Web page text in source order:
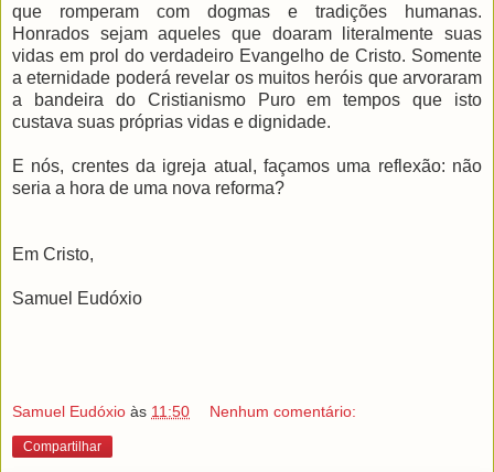
que romperam com dogmas e tradições humanas.
Honrados sejam aqueles que doaram literalmente suas
vidas em prol do verdadeiro Evangelho de Cristo. Somente
a eternidade poderá revelar os muitos heróis que arvoraram
a bandeira do Cristianismo Puro em tempos que isto
custava suas próprias vidas e dignidade.
E nós, crentes da igreja atual, façamos uma reflexão: não
seria a hora de uma nova reforma?
Em Cristo,
Samuel Eudóxio
Samuel Eudóxio às 11:50 Nenhum comentário:
Compartilhar